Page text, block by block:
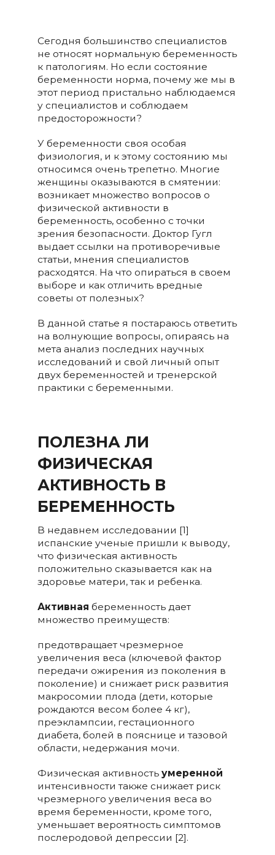
Сегодня большинство специалистов
не относят нормальную беременность
к патологиям. Но если состояние
беременности норма, почему же мы в
этот период пристально наблюдаемся
у специалистов и соблюдаем
предосторожности?
У беременности своя особая
физиология, и к этому состоянию мы
относимся очень трепетно. Многие
женщины оказываются в смятении:
возникает множество вопросов о
физической активности в
беременность, особенно с точки
зрения безопасности. Доктор Гугл
выдает ссылки на противоречивые
статьи, мнения специалистов
расходятся. На что опираться в своем
выборе и как отличить вредные
советы от полезных?
В данной статье я постараюсь ответить
на волнующие вопросы, опираясь на
мета анализ последних научных
исследований и свой личный опыт
двух беременностей и тренерской
практики с беременными.
ПОЛЕЗНА ЛИ
ФИЗИЧЕСКАЯ
АКТИВНОСТЬ В
БЕРЕМЕННОСТЬ
В недавнем исследовании [1]
испанские ученые пришли к выводу,
что физическая активность
положительно сказывается как на
здоровье матери, так и ребенка.
Активная беременность дает
множество преимуществ:
предотвращает чрезмерное
увеличения веса (ключевой фактор
передачи ожирения из поколения в
поколение) и снижает риск развития
макросомии плода (дети, которые
рождаются весом более 4 кг),
преэклампсии, гестационного
диабета, болей в пояснице и тазовой
области, недержания мочи.
Физическая активность умеренной
интенсивности также снижает риск
чрезмерного увеличения веса во
время беременности, кроме того,
уменьшает вероятность симптомов
послеродовой депрессии [2].